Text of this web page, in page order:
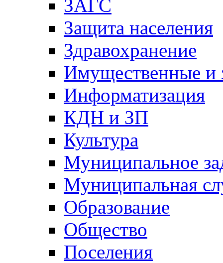
ЗАГС
Защита населения
Здравохранение
Имущественные и
Информатизация
КДН и ЗП
Культура
Муниципальное
Муниципальная
Образование
Общество
Поселения